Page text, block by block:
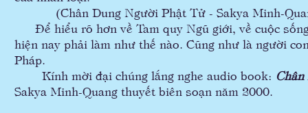
(Chân Dung Người Phật Tử - Sakya Minh-
Để hiểu rõ hơn về Tam quy Ngũ giới, về cuộc
hiện nay phải làm như thế nào. Cũng như là người
Pháp.
Kính mời đại chúng lắng nghe audio book:
Sakya Minh-Quang thuyết biên soạn năm 2000.